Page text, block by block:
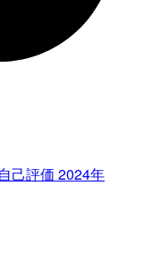
自己評価 2024年